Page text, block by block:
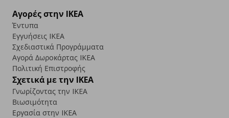
Αγορές στην IKEA
Έντυπα
Εγγυήσεις IKEA
Σχεδιαστικά Προγράμματα
Αγορά Δωρoκάρτας IKEA
Πολιτική Επιστροφής
Σχετικά με την IKEA
Γνωρίζοντας την IKEA
Βιωσιμότητα
Εργασία στην IKEA